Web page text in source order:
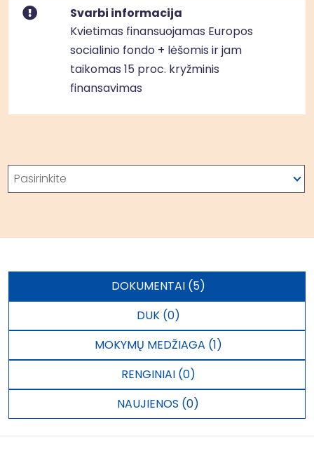
Svarbi informacija
Kvietimas finansuojamas Europos
socialinio fondo + lėšomis ir jam
taikomas 15 proc. kryžminis
finansavimas
Paieška
Pasirinkite
DOKUMENTAI (5)
DUK (0)
MOKYMŲ MEDŽIAGA (1)
RENGINIAI (0)
NAUJIENOS (0)